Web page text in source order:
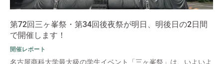
第72回三ヶ峯祭・第34回後夜祭が明日、明後日の2日間
で開催します！
開催レポート
名古屋商科大学最大級の学生イベント「三ヶ峯祭」は、いよいよ